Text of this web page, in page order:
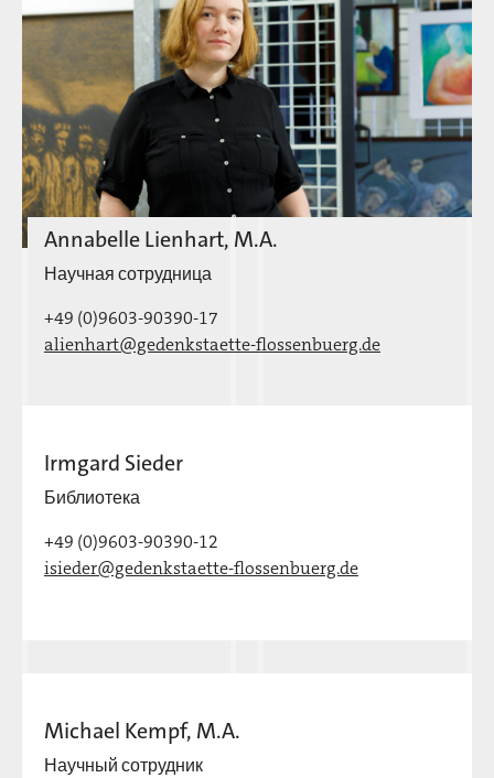
Annabelle Lienhart, M.A.
Научная сотрудница
+49 (0)9603-90390-17
alienhart@gedenkstaette-flossenbuerg.de
Irmgard Sieder
Библиотека
+49 (0)9603-90390-12
isieder@gedenkstaette-flossenbuerg.de
Michael Kempf, M.A.
Научный сотрудник